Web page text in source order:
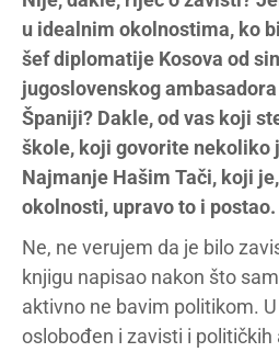
u idealnim okolnostima, ko
šef diplomatije Kosova od
jugoslovenskog
Španiji? Dakle, od vas koji
škole, koji govorite nekoliko
Najmanje Hašim Tači, koji
okolnosti, upravo to i postao.
Ne, ne verujem da je bilo
knjigu napisao nakon što
aktivno ne bavim politikom.
oslobođen i zavisti i političkih